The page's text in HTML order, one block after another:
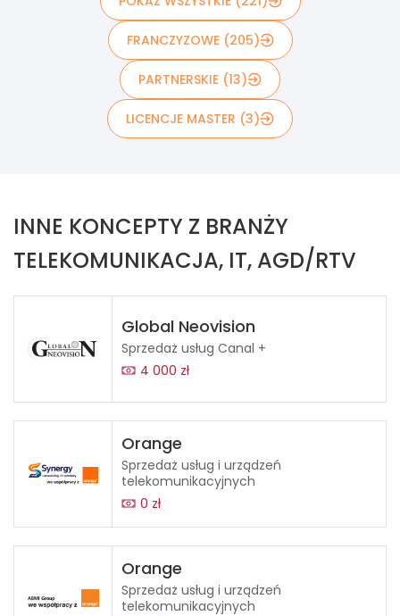
FRANCZYZOWE (205)
PARTNERSKIE (13)
LICENCJE MASTER (3)
INNE KONCEPTY Z BRANŻY
TELEKOMUNIKACJA, IT, AGD/RTV
Global Neovision
Sprzedaż usług Canal +
4 000 zł
Orange
Sprzedaż usług i urządzeń
telekomunikacyjnych
0 zł
Orange
Sprzedaż usług i urządzeń
telekomunikacyjnych